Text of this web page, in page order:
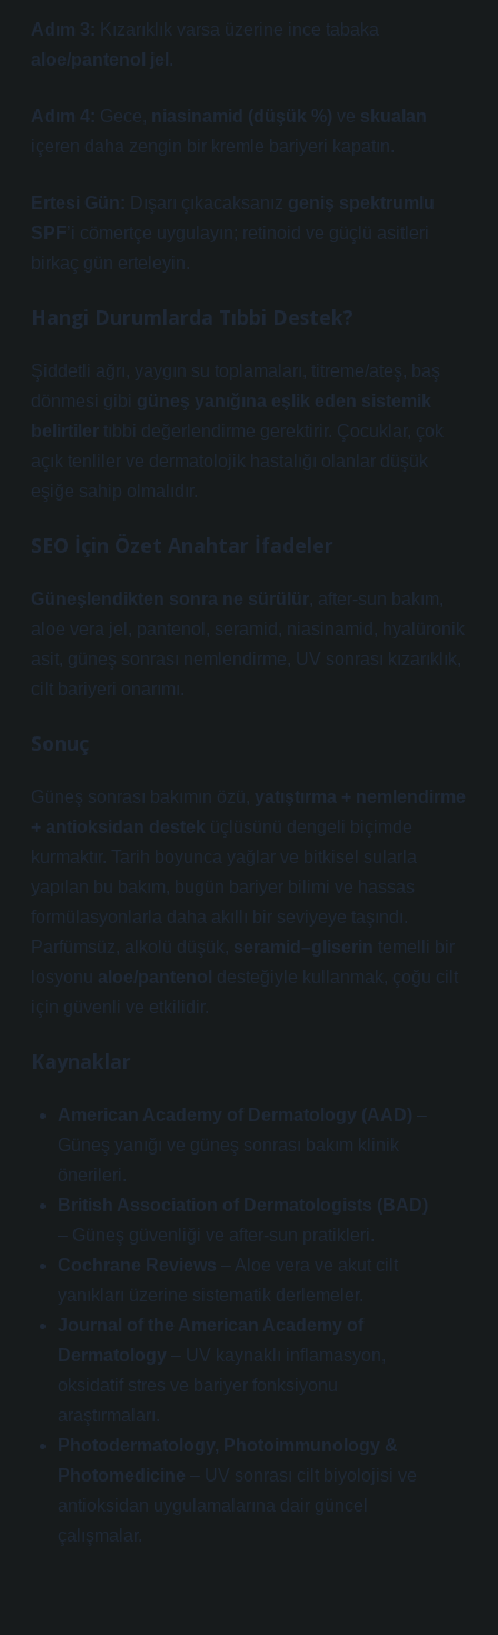
Adım 3: Kızarıklık varsa üzerine ince tabaka
aloe/pantenol jel .
Adım 4: Gece, niasinamid (düşük %) ve skualan
içeren daha zengin bir kremle bariyeri kapatın.
Ertesi Gün: Dışarı çıkacaksanız geniş spektrumlu
SPF’i cömertçe uygulayın; retinoid ve güçlü asitleri
birkaç gün erteleyin.
Hangi Durumlarda Tıbbi Destek?
Şiddetli ağrı, yaygın su toplamaları, titreme/ateş, baş
dönmesi gibi güneş yanığına eşlik eden sistemik
belirtiler tıbbi değerlendirme gerektirir. Çocuklar, çok
açık tenliler ve dermatolojik hastalığı olanlar düşük
eşiğe sahip olmalıdır.
SEO İçin Özet Anahtar İfadeler
Güneşlendikten sonra ne sürülür, after-sun bakım,
aloe vera jel, pantenol, seramid, niasinamid, hyalüronik
asit, güneş sonrası nemlendirme, UV sonrası kızarıklık,
cilt bariyeri onarımı.
Sonuç
Güneş sonrası bakımın özü, yatıştırma + nemlendirme
+ antioksidan destek üçlüsünü dengeli biçimde
kurmaktır. Tarih boyunca yağlar ve bitkisel sularla
yapılan bu bakım, bugün bariyer bilimi ve hassas
formülasyonlarla daha akıllı bir seviyeye taşındı.
Parfümsüz, alkolü düşük, seramid–gliserin temelli bir
losyonu aloe/pantenol desteğiyle kullanmak, çoğu cilt
için güvenli ve etkilidir.
Kaynaklar
American Academy of Dermatology (AAD) –
Güneş yanığı ve güneş sonrası bakım klinik
önerileri.
British Association of Dermatologists (BAD)
– Güneş güvenliği ve after-sun pratikleri.
Cochrane Reviews – Aloe vera ve akut cilt
yanıkları üzerine sistematik derlemeler.
Journal of the American Academy of
Dermatology – UV kaynaklı inflamasyon,
oksidatif stres ve bariyer fonksiyonu
araştırmaları.
Photodermatology, Photoimmunology &
Photomedicine – UV sonrası cilt biyolojisi ve
antioksidan uygulamalarına dair güncel
çalışmalar.